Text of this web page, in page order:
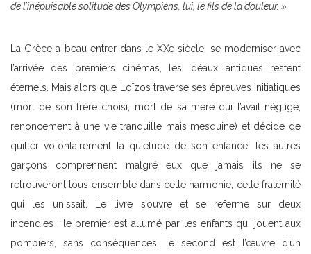
de l’inépuisable solitude des Olympiens, lui, le fils de la douleur. »
La Grèce a beau entrer dans le XXe siècle, se moderniser avec
l’arrivée des premiers cinémas, les idéaux antiques restent
éternels. Mais alors que Loïzos traverse ses épreuves initiatiques
(mort de son frère choisi, mort de sa mère qui l’avait négligé,
renoncement à une vie tranquille mais mesquine) et décide de
quitter volontairement la quiétude de son enfance, les autres
garçons comprennent malgré eux que jamais ils ne se
retrouveront tous ensemble dans cette harmonie, cette fraternité
qui les unissait. Le livre s’ouvre et se referme sur deux
incendies ; le premier est allumé par les enfants qui jouent aux
pompiers, sans conséquences, le second est l’œuvre d’un